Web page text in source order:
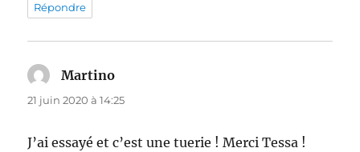
Répondre
Martino
21 juin 2020 à 14:25
J’ai essayé et c’est une tuerie ! Merci Tessa !